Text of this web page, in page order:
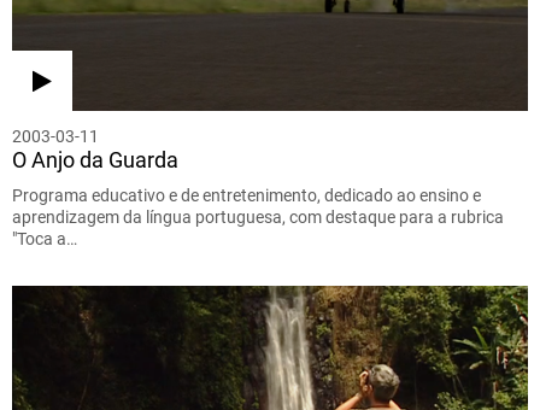
2003-03-11
O Anjo da Guarda
Programa educativo e de entretenimento, dedicado ao ensino e
aprendizagem da língua portuguesa, com destaque para a rubrica
"Toca a…